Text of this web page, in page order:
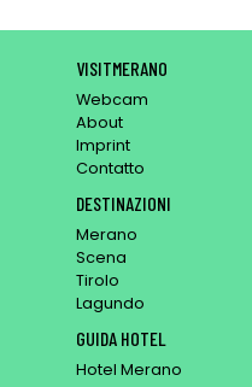
VISITMERANO
Webcam
About
Imprint
Contatto
DESTINAZIONI
Merano
Scena
Tirolo
Lagundo
GUIDA HOTEL
Hotel Merano